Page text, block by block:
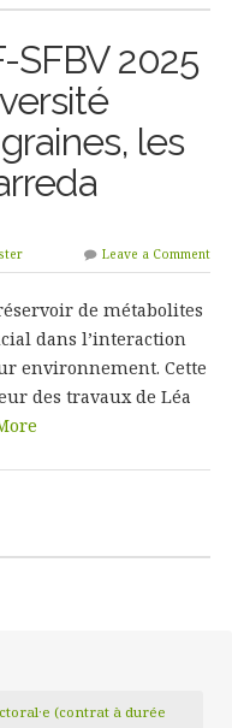
SFBV 2025
les
Leave a Comment
de métabolites
dans l’interaction
environnement. Cette
des travaux de Léa
(contrat à durée